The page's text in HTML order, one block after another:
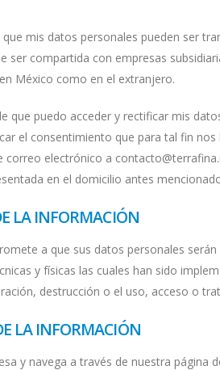
mis datos personales pueden ser
ser compartida con empresas
México como en el extranjero.
que puedo acceder y rectificar mis
el consentimiento que para tal fin
correo electrónico a
en el domicilio antes
LA INFORMACIÓN
a que sus datos personales
y físicas las cuales han sido
destrucción o el uso, acceso o
LA INFORMACIÓN
y navega a través de nuestra